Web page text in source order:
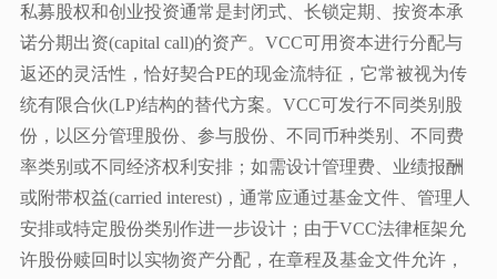
私募股权和创业投资通常是封闭式、长锁定期、按资本承
诺分期出资(capital call)的资产。VCC可用资本进行分配与
返还的灵活性，恰好契合PE的现金流特征，它常被视为传
统有限合伙(LP)结构的替代方案。VCC可发行不同类别股
份，以区分管理股份、参与股份、不同币种类别、不同费
率类别或不同经济权利安排；如需设计管理费、业绩报酬
或附带权益(carried interest)，通常应通过基金文件、管理人
安排或特定股份类别作进一步设计；由于VCC法律框架允
许股份赎回时以实物资产分配，在章程及基金文件允许，